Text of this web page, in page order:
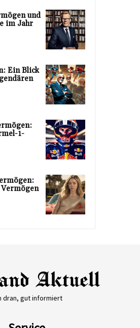
und
im Jahr
Ein Blick
1-
dran, gut informiert